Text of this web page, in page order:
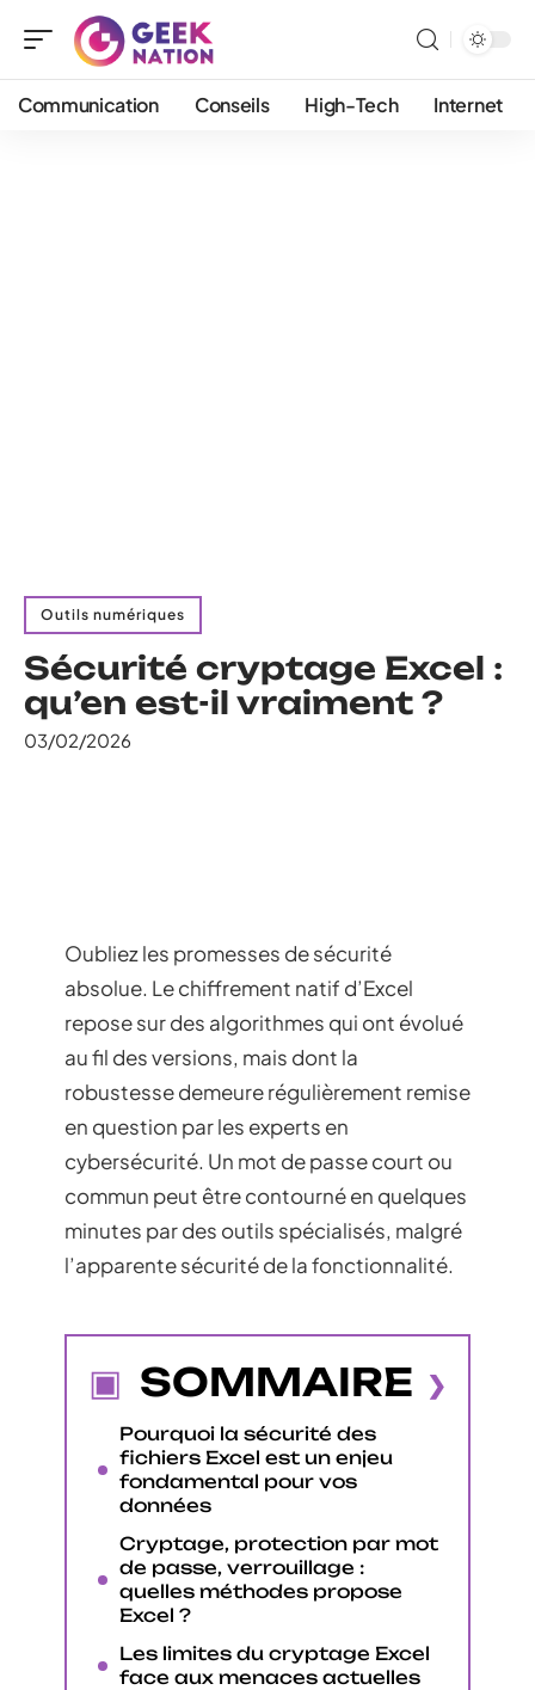
Communication Conseils High-Tech Internet
Outils numériques
Sécurité cryptage Excel :
qu’en est-il vraiment ?
03/02/2026
Oubliez les promesses de sécurité
absolue. Le chiffrement natif d’Excel
repose sur des algorithmes qui ont évolué
au fil des versions, mais dont la
robustesse demeure régulièrement remise
en question par les experts en
cybersécurité. Un mot de passe court ou
commun peut être contourné en quelques
minutes par des outils spécialisés, malgré
l’apparente sécurité de la fonctionnalité.
SOMMAIRE
Pourquoi la sécurité des
fichiers Excel est un enjeu
fondamental pour vos
données
Cryptage, protection par mot
de passe, verrouillage :
quelles méthodes propose
Excel ?
Les limites du cryptage Excel
face aux menaces actuelles